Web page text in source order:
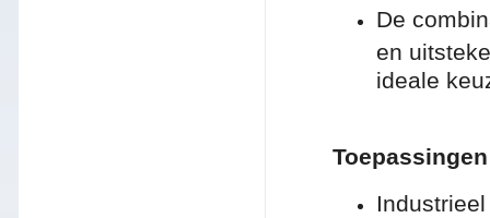
De
en
ideale